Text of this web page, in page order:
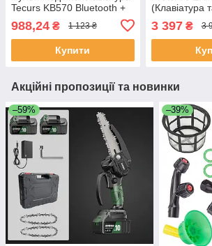
Tecurs KB570 Bluetooth +
клавіатура для ПК Mac
iPad
988,24 ₴ 1 123 ₴
Купити
(Клавіатура
Space Gray
3 397₴ 3
Акційні пропозиції та новинки
–59% –39%